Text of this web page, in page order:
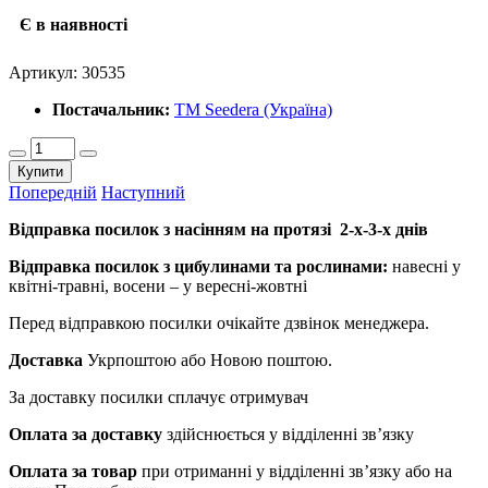
Є в наявності
Артикул: 30535
Постачальник: ТМ Seedera (Україна)
Купити
Попередній Наступний
Відправка посилок з насінням на протязі 2-х-3-х днів
Відправка посилок з цибулинами та рослинами: навесні у
квітні-травні, восени – у вересні-жовтні
Перед відправкою посилки очікайте дзвінок менеджера.
Доставка Укрпоштою або Новою поштою.
За доставку посилки сплачує отримувач
Оплата за доставку здійснюється у відділенні зв’язку
Оплата за товар при отриманні у відділенні зв’язку або на